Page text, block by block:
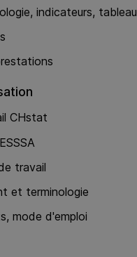
indicateurs,
CHstat
travail
et terminologie
mode d'emploi